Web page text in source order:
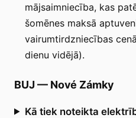
mājsaimniecība, kas
šomēnes maksā
vairumtirdzniecības
dienu vidējā).
BUJ — Nové Zámky
Kā tiek noteikta